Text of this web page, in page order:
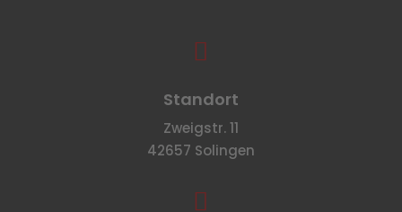

Standort
Zweigstr. 11
42657 Solingen
